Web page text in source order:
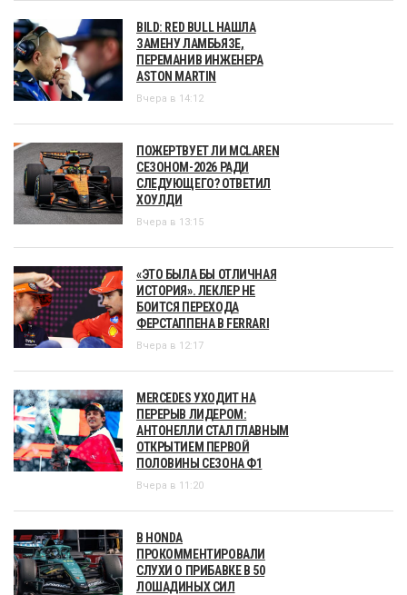
BILD: RED BULL НАШЛА
ЗАМЕНУ ЛАМБЬЯЗЕ,
ПЕРЕМАНИВ ИНЖЕНЕРА
ASTON MARTIN
Вчера в 14:12
ПОЖЕРТВУЕТ ЛИ MCLAREN
СЕЗОНОМ-2026 РАДИ
СЛЕДУЮЩЕГО? ОТВЕТИЛ
ХОУЛДИ
Вчера в 13:15
«ЭТО БЫЛА БЫ ОТЛИЧНАЯ
ИСТОРИЯ». ЛЕКЛЕР НЕ
БОИТСЯ ПЕРЕХОДА
ФЕРСТАППЕНА В FERRARI
Вчера в 12:17
MERCEDES УХОДИТ НА
ПЕРЕРЫВ ЛИДЕРОМ:
АНТОНЕЛЛИ СТАЛ ГЛАВНЫМ
ОТКРЫТИЕМ ПЕРВОЙ
ПОЛОВИНЫ СЕЗОНА Ф1
Вчера в 11:20
В HONDA
ПРОКОММЕНТИРОВАЛИ
СЛУХИ О ПРИБАВКЕ В 50
ЛОШАДИНЫХ СИЛ